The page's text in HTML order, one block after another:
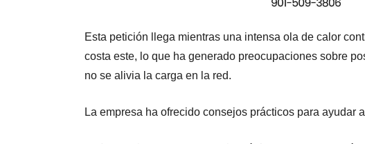
Esta petición llega mientras una intensa ola de calor
costa este, lo que ha generado preocupaciones sobre
no se alivia la carga en la red.
La empresa ha ofrecido consejos prácticos para ayudar